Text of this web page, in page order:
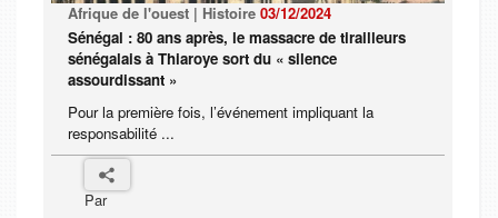
Afrique de l'ouest | Histoire 03/12/2024
Sénégal : 80 ans après, le massacre de tirailleurs
sénégalais à Thiaroye sort du « silence
assourdissant »
Pour la première fois, l’événement impliquant la
responsabilité ...
Par